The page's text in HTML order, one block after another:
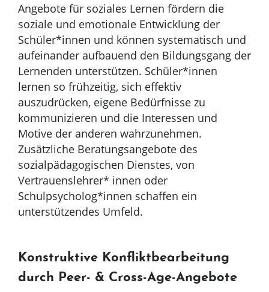
Angebote für soziales Lernen fördern die
soziale und emotionale Entwicklung der
Schüler*innen und können systematisch und
aufeinander aufbauend den Bildungsgang der
Lernenden unterstützen. Schüler*innen
lernen so frühzeitig, sich effektiv
auszudrücken, eigene Bedürfnisse zu
kommunizieren und die Interessen und
Motive der anderen wahrzunehmen.
Zusätzliche Beratungsangebote des
sozialpädagogischen Dienstes, von
Vertrauenslehrer* innen oder
Schulpsycholog*innen schaffen ein
unterstützendes Umfeld.
Konstruktive Konfliktbearbeitung
durch Peer- & Cross-Age-Angebote